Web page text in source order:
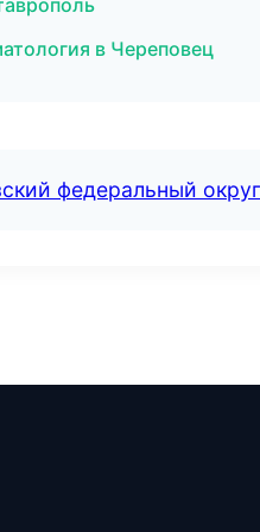
в Череповец
федеральный округ